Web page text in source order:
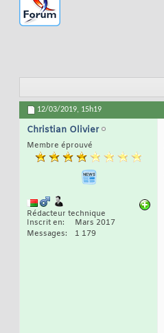
12/03/2019, 15h19
Christian Olivier
Membre éprouvé
Rédacteur technique
Inscrit en
Mars 2017
Messages
1 179